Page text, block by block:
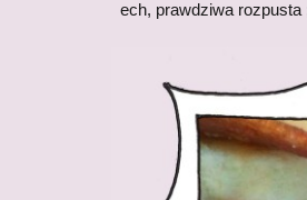
ech, prawdziwa rozpusta